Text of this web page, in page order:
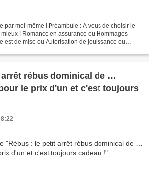
par moi-même ! Préambule : A vous de choisir le
! Romance en assurance ou Hommages
est de mise ou Autorisation de jouissance ou
rébus dominical de …
le prix d'un et c'est toujours